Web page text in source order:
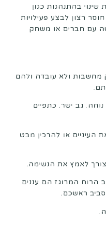
בהתנהגות כגון
רצון לבצע פעילויות
עם חברים או משחק
מחשבות ולא עובדה ולהם
גב ישר. כתפיים
העיניים או להרכין מבט
צורך לאמץ את הנשימה.
הרוח המרוגז הם עננים
סביב ראשכם.